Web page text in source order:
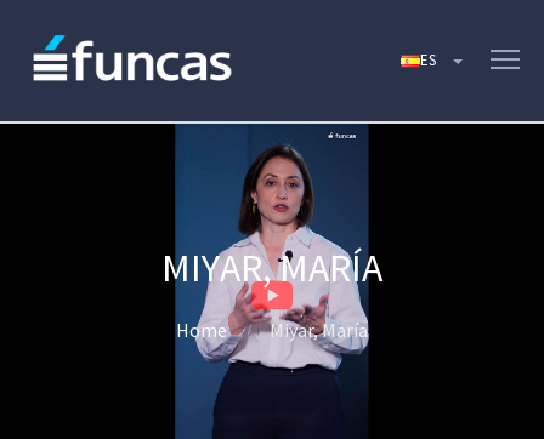
MIYAR, MARÍA
Home Miyar, María